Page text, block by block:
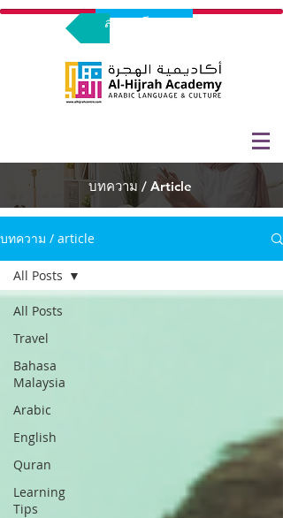
ลงทะเบียนทดลองร่วมเรียน
บทความ / Article
บทความ / article
All Posts
Travel
Bahasa
Malaysia
Arabic
English
Quran
Learning
Tips
All Posts